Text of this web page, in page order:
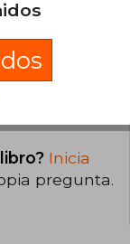
el libro
Inicia
pregunta.